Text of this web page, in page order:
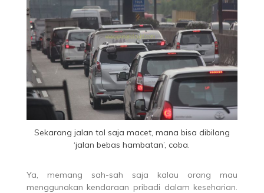
Sekarang jalan tol saja macet, mana bisa dibilang
‘jalan bebas hambatan’, coba.
Ya, memang sah-sah saja kalau orang mau
menggunakan kendaraan pribadi dalam keseharian.